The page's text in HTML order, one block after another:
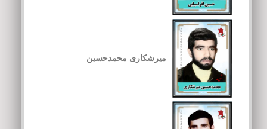
میرشکاری محمدحسین